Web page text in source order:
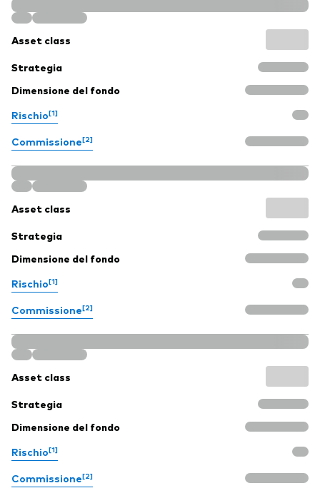
Asset class
Strategia
Dimensione del fondo
Rischio[1]
Commissione[2]
Asset class
Strategia
Dimensione del fondo
Rischio[1]
Commissione[2]
Asset class
Strategia
Dimensione del fondo
Rischio[1]
Commissione[2]